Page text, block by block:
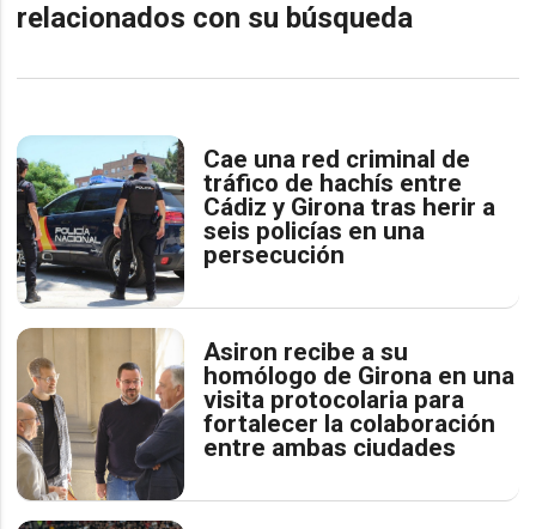
relacionados con su búsqueda
Cae una red criminal de
tráfico de hachís entre
Cádiz y Girona tras herir a
seis policías en una
persecución
Asiron recibe a su
homólogo de Girona en una
visita protocolaria para
fortalecer la colaboración
entre ambas ciudades